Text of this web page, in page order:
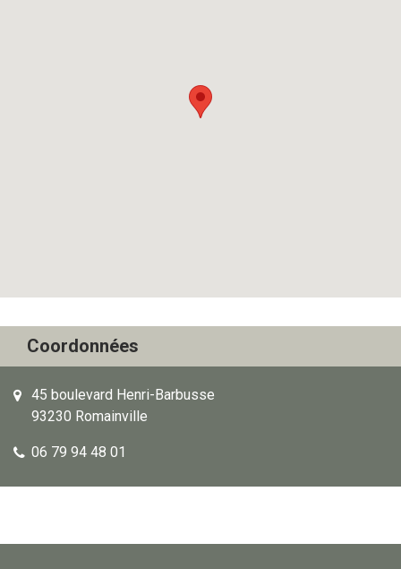
Coordonnées
45 boulevard Henri-Barbusse
93230 Romainville
06 79 94 48 01